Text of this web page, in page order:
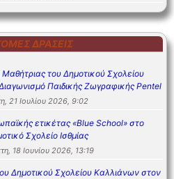
ΔΡΆΣΕΙΣ
Μαθήτριας του Δημοτικού Σχολείου
Παιδικής Ζωγραφικής Pentel
21 Ιουλίου 2026, 9:02
ετικέτας «Blue School» στο
Σχολείο Ισθμίας
18 Ιουνίου 2026, 13:19
Δημοτικού Σχολείου Καλλιάνων στον